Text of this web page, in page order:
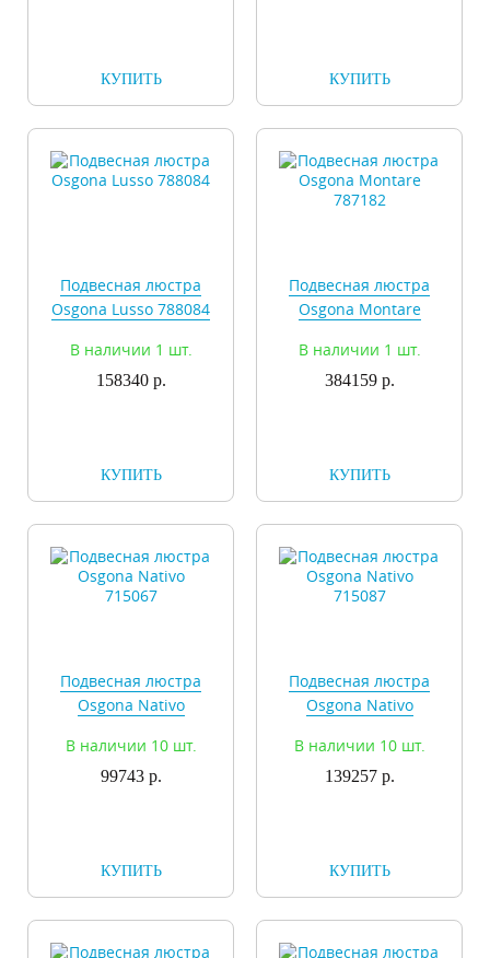
КУПИТЬ КУПИТЬ
Подвесная люстра
Osgona Lusso 788084
В наличии 1 шт.
158340 р.
КУПИТЬ
Подвесная люстра
Osgona Montare
В наличии 1 шт.
384159 р.
КУПИТЬ
Подвесная люстра
Osgona Nativo
В наличии 10 шт.
99743 р.
КУПИТЬ
Подвесная люстра
Osgona Nativo
В наличии 10 шт.
139257 р.
КУПИТЬ